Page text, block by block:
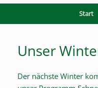
Start
Unser
Der nächste Winter